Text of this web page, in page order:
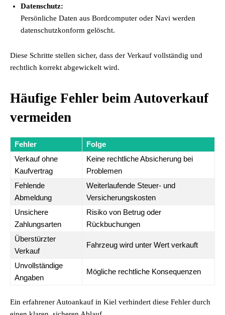
Datenschutz:
Persönliche Daten aus Bordcomputer oder Navi werden
datenschutzkonform gelöscht.
Diese Schritte stellen sicher, dass der Verkauf vollständig und
rechtlich korrekt abgewickelt wird.
Häufige Fehler beim Autoverkauf
vermeiden
Fehler
Folge
Verkauf ohne
Kaufvertrag
Keine rechtliche Absicherung bei
Problemen
Fehlende
Abmeldung
Weiterlaufende Steuer- und
Versicherungskosten
Unsichere
Zahlungsarten
Risiko von Betrug oder
Rückbuchungen
Überstürzter
Verkauf
Fahrzeug wird unter Wert verkauft
Unvollständige
Angaben
Mögliche rechtliche Konsequenzen
Ein erfahrener Autoankauf in Kiel verhindert diese Fehler durch